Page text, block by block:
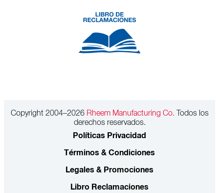
Copyright 2004–2026Rheem Manufacturing Co. Todos los
derechos reservados.
Políticas Privacidad
Términos & Condiciones
Legales & Promociones
Libro Reclamaciones